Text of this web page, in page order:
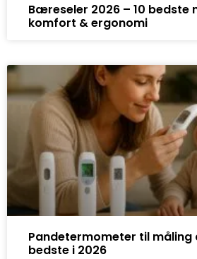
Bæreseler 2026 – 10 bedste
komfort & ergonomi
Pandetermometer til måling
bedste i 2026